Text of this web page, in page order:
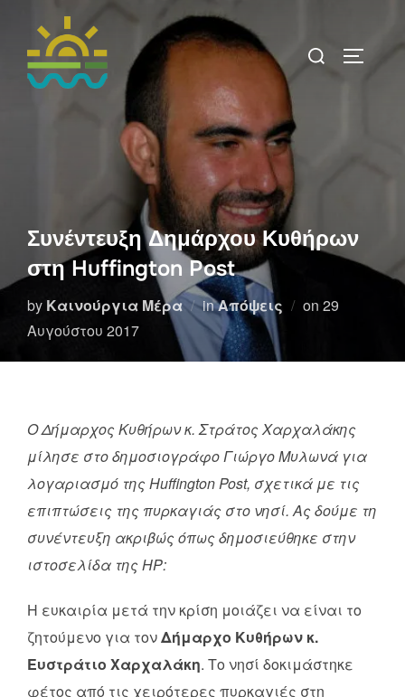
content
Search
Συνέντευξη Δημάρχου Κυθήρων
στη Huffington Post
by Καινούργια Μέρα inΑπόψεις on Posted
29
Αυγούστου 2017
Ο Δήμαρχος Κυθήρων κ. Στράτος Χαρχαλάκης
μίλησε στο δημοσιογράφο Γιώργο Μυλωνά για
λογαριασμό της Huffington Post, σχετικά με τις
επιπτώσεις της πυρκαγιάς στο νησί. Ας δούμε τη
συνέντευξη ακριβώς όπως δημοσιεύθηκε στην
ιστοσελίδα της HP:
Η ευκαιρία μετά την κρίση μοιάζει να είναι το
ζητούμενο για τονΔήμαρχο Κυθήρων κ.
Ευστράτιο Χαρχαλάκη. Το νησί δοκιμάστηκε
φέτος από τις χειρότερες πυρκαγιές στη